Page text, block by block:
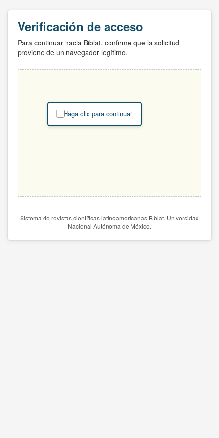
Verificación de acceso
Para continuar hacia Biblat, confirme que la solicitud
proviene de un navegador legítimo.
Haga clic para continuar
Sistema de revistas científicas latinoamericanas Biblat. Universidad
Nacional Autónoma de México.